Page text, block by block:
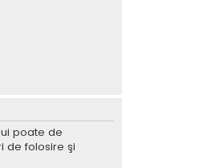
poate de
de folosire şi